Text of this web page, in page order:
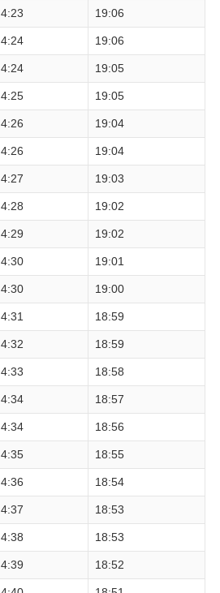
4:23 19:06
4:24 19:06
4:24 19:05
4:25 19:05
4:26 19:04
4:26 19:04
4:27 19:03
4:28 19:02
4:29 19:02
4:30 19:01
4:30 19:00
4:31 18:59
4:32 18:59
4:33 18:58
4:34 18:57
4:34 18:56
4:35 18:55
4:36 18:54
4:37 18:53
4:38 18:53
4:39 18:52